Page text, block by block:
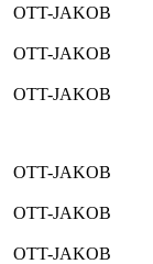
OTT-JAKOB
OTT-JAKOB
OTT-JAKOB
OTT-JAKOB
OTT-JAKOB
OTT-JAKOB